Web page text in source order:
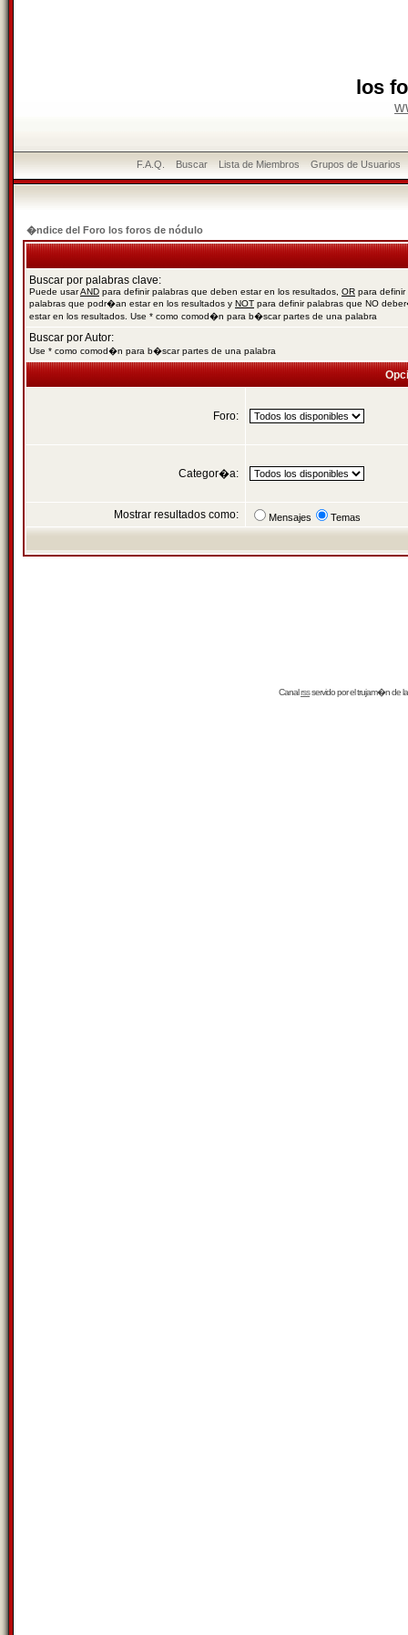
los
F.A.Q. Buscar Lista de Miembros Grupos de Usuarios
�ndice del Foro los foros de nódulo
Buscar por palabras clave:
Puede usarAND para definir palabras que deben estar en los resultados, OR para definir
palabras que podr�an estar en los resultados y NOT para definir palabras que NO
estar en los resultados. Use * como comod�n para b�scar partes de una palabra
Buscar por Autor:
Use * como comod�n para b�scar partes de una palabra
Foro:
Categor�a:
Mostrar resultados como: Mensajes Temas
Canalrssservido por eltrujam�nde